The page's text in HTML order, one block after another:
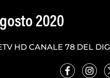
2020
HD CANALE 78 DEL